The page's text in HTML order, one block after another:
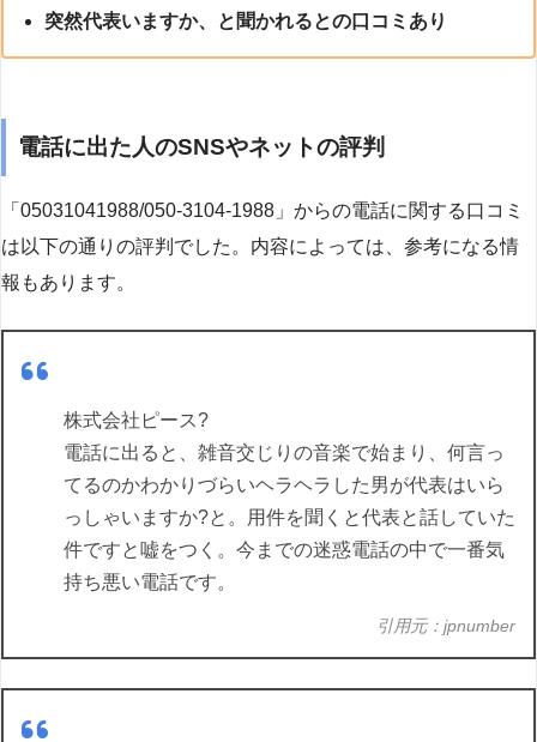
突然代表いますか、と聞かれるとの口コミあり
電話に出た人のSNSやネットの評判
「05031041988/050-3104-1988」からの電話に関する口コミ
は以下の通りの評判でした。内容によっては、参考になる情
報もあります。
株式会社ピース?
電話に出ると、雑音交じりの音楽で始まり、何言っ
てるのかわかりづらいヘラヘラした男が代表はいら
っしゃいますか?と。用件を聞くと代表と話していた
件ですと嘘をつく。今までの迷惑電話の中で一番気
持ち悪い電話です。
引用元：jpnumber